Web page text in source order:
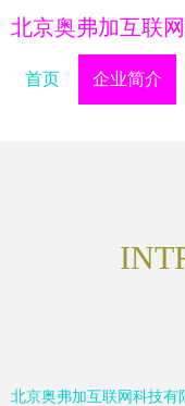
北京奥弗加互联
首页 企业简介
北京奥弗加互联网科技